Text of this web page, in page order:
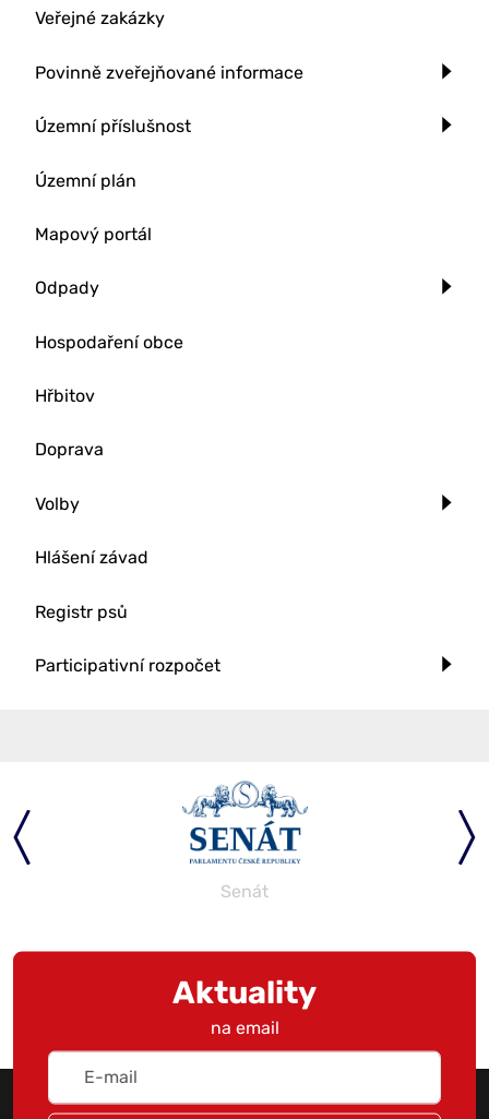
Veřejné zakázky
Povinně zveřejňované informace
Územní příslušnost
Územní plán
Mapový portál
Odpady
Hospodaření obce
Hřbitov
Doprava
Volby
Hlášení závad
Registr psů
Participativní rozpočet
Senát
Aktuality
na email